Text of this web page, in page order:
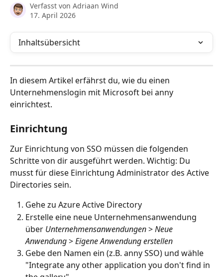
Verfasst von Adriaan Wind
17. April 2026
Inhaltsübersicht
In diesem Artikel erfährst du, wie du einen
Unternehmenslogin mit Microsoft bei anny
einrichtest.
Einrichtung
Zur Einrichtung von SSO müssen die folgenden
Schritte von dir ausgeführt werden. Wichtig: Du
musst für diese Einrichtung Administrator des Active
Directories sein.
Gehe zu Azure Active Directory
Erstelle eine neue Unternehmensanwendung
über Unternehmensanwendungen > Neue
Anwendung > Eigene Anwendung erstellen
Gebe den Namen ein (z.B. anny SSO) und wähle
"Integrate any other application you don't find in